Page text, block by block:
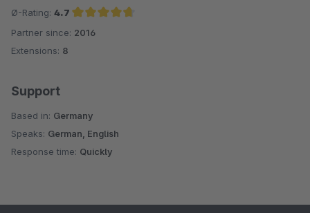
Ø-Rating: 4.7
Average rating of 4.7 out of 5 stars
Partner since: 2016
Extensions: 8
Support
Based in: Germany
Speaks: German, English
Response time: Quickly